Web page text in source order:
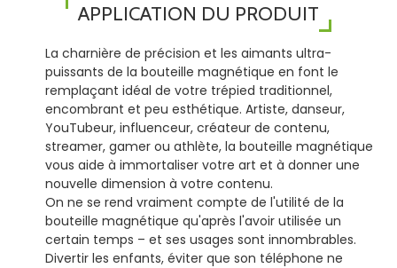
APPLICATION DU PRODUIT
La charnière de précision et les aimants ultra-
puissants de la bouteille magnétique en font le
remplaçant idéal de votre trépied traditionnel,
encombrant et peu esthétique. Artiste, danseur,
YouTubeur, influenceur, créateur de contenu,
streamer, gamer ou athlète, la bouteille magnétique
vous aide à immortaliser votre art et à donner une
nouvelle dimension à votre contenu.
On ne se rend vraiment compte de l'utilité de la
bouteille magnétique qu'après l'avoir utilisée un
certain temps – et ses usages sont innombrables.
Divertir les enfants, éviter que son téléphone ne